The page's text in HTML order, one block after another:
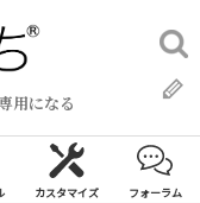
用になる
検
索:
カスタマイズ フォーラム